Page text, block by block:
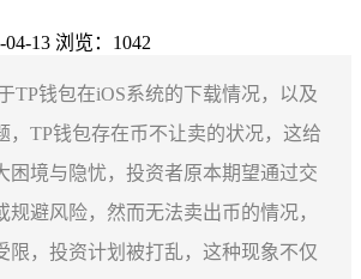
04-13 浏览：1042
TP钱包在iOS系统的下载情况，以及
，TP钱包存在币不让卖的状况，这给
困境与隐忧，投资者原本期望通过交
规避风险，然而无法卖出币的情况，
限，投资计划被打乱，这种现象不仅